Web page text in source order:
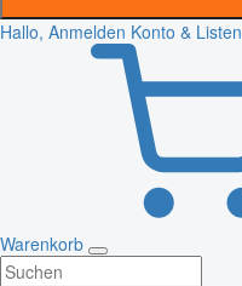
Hallo, Anmelden Konto & Listen
Warenkorb